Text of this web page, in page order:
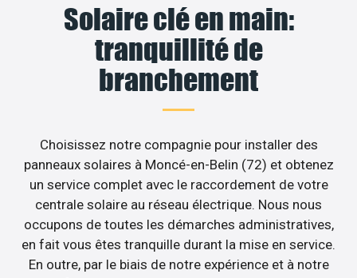
Solaire clé en main:
tranquillité de
branchement
Choisissez notre compagnie pour installer des
panneaux solaires à Moncé-en-Belin (72) et obtenez
un service complet avec le raccordement de votre
centrale solaire au réseau électrique. Nous nous
occupons de toutes les démarches administratives,
en fait vous êtes tranquille durant la mise en service.
En outre, par le biais de notre expérience et à notre